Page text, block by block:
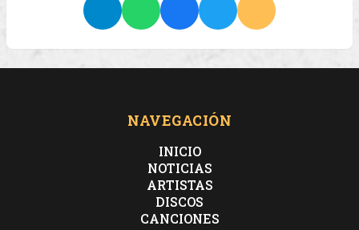
NAVEGACIÓN
INICIO
NOTICIAS
ARTISTAS
DISCOS
CANCIONES